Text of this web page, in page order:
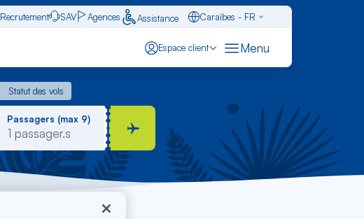
Recrutement SAV Agences Assistance
Caraïbes - FR
Espace client Menu
Statut des vols
Statut des vols
Passagers (max 9)